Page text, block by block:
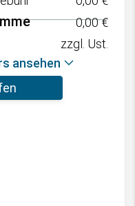
0,00€
zzgl. Ust.
ansehen